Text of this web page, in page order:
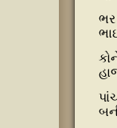
ભર